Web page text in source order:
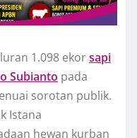
1.098 ekorsapi
Subianto pada
sorotan publik.
Istana
hewan kurban